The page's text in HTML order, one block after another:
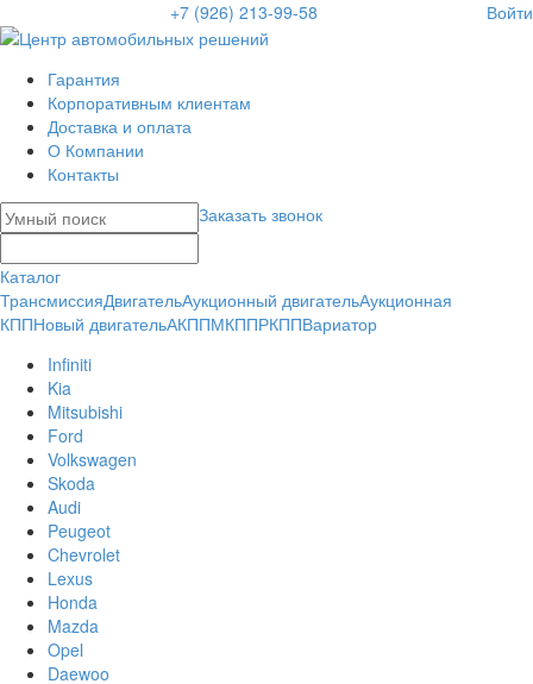
+7 (926) 213-99-58 Войти
Гарантия
Корпоративным клиентам
Доставка и оплата
О Компании
Контакты
Заказать звонок
Каталог
ТрансмиссияДвигательАукционный двигательАукционная
КППНовый двигательАКППМКППРКППВариатор
Infiniti
Kia
Mitsubishi
Ford
Volkswagen
Skoda
Audi
Peugeot
Chevrolet
Lexus
Honda
Mazda
Opel
Daewoo